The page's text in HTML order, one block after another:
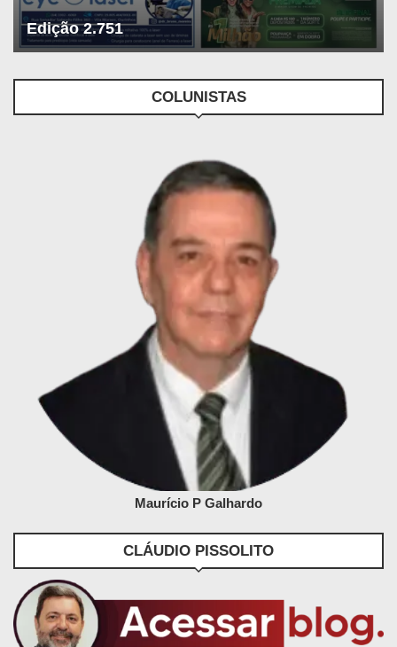
Edição 2.751
COLUNISTAS
Maurício P Galhardo
CLÁUDIO PISSOLITO